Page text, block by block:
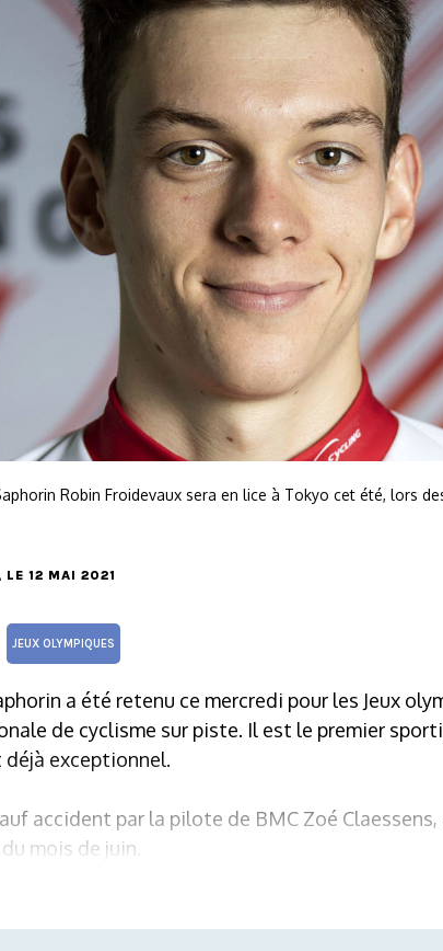
Robin Froidevaux sera en lice à Tokyo cet été, lors
LE 12 MAI 2021
JEUX OLYMPIQUES
a été retenu ce mercredi pour les Jeux
de cyclisme sur piste. Il est le premier
exceptionnel.
accident par la pilote de BMC Zoé
mois de juin.